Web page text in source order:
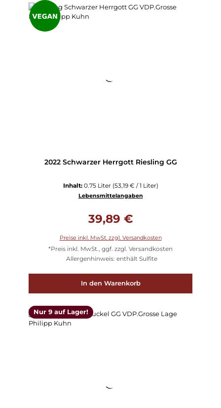
2022 Schwarzer Herrgott Riesling GG
Inhalt: 0.75 Liter (53,19 € / 1 Liter)
Lebensmittelangaben
39,89 €
Preise inkl. MwSt. zzgl. Versandkosten
*Preis inkl. MwSt., ggf. zzgl. Versandkosten
Allergenhinweis: enthält Sulfite
In den Warenkorb
Nur 9 auf Lager!